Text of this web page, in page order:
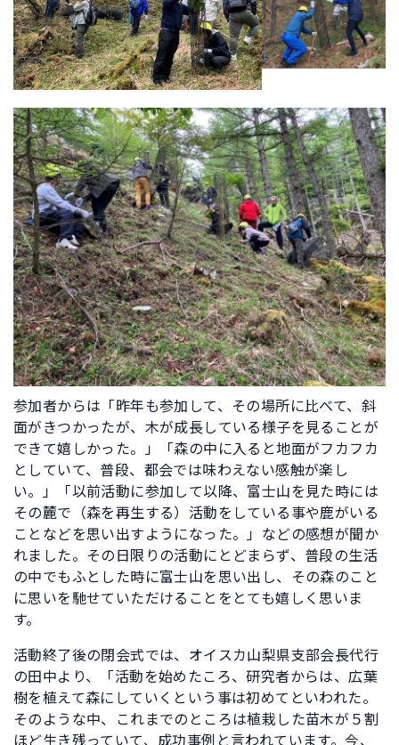
参加者からは「昨年も参加して、その場所に比べて、斜
面がきつかったが、木が成長している様子を見ることが
できて嬉しかった。」「森の中に入ると地面がフカフカ
としていて、普段、都会では味わえない感触が楽し
い。」「以前活動に参加して以降、富士山を見た時には
その麓で（森を再生する）活動をしている事や鹿がいる
ことなどを思い出すようになった。」などの感想が聞か
れました。その日限りの活動にとどまらず、普段の生活
の中でもふとした時に富士山を思い出し、その森のこと
に思いを馳せていただけることをとても嬉しく思いま
す。
活動終了後の閉会式では、オイスカ山梨県支部会長代行
の田中より、「活動を始めたころ、研究者からは、広葉
樹を植えて森にしていくという事は初めてといわれた。
そのような中、これまでのところは植栽した苗木が５割
ほど生き残っていて、成功事例と言われています。今、